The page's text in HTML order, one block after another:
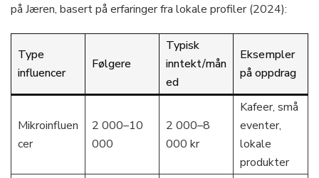
på Jæren, basert på erfaringer fra lokale profiler (2024):
Type
influencer
Følgere
Typisk
inntekt/mån
ed
Eksempler
på oppdrag
Mikroinfluen
cer
2 000–10
000
2 000–8
000 kr
Kafeer, små
eventer,
lokale
produkter